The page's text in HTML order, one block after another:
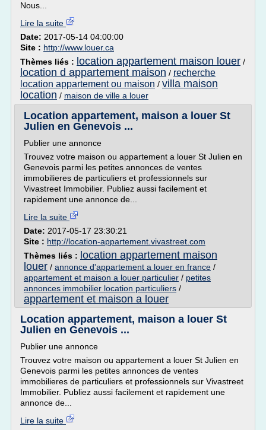
Nous...
Lire la suite
Date: 2017-05-14 04:00:00
Site : http://www.louer.ca
Thèmes liés : location appartement maison louer /
location d appartement maison / recherche
location appartement ou maison / villa maison
location / maison de ville a louer
Location appartement, maison a louer St
Julien en Genevois ...
Publier une annonce
Trouvez votre maison ou appartement a louer St Julien en
Genevois parmi les petites annonces de ventes
immobilieres de particuliers et professionnels sur
Vivastreet Immobilier. Publiez aussi facilement et
rapidement une annonce de...
Lire la suite
Date: 2017-05-17 23:30:21
Site : http://location-appartement.vivastreet.com
Thèmes liés : location appartement maison
louer / annonce d'appartement a louer en france /
appartement et maison a louer particulier / petites
annonces immobilier location particuliers /
appartement et maison a louer
Location appartement, maison a louer St
Julien en Genevois ...
Publier une annonce
Trouvez votre maison ou appartement a louer St Julien en
Genevois parmi les petites annonces de ventes
immobilieres de particuliers et professionnels sur Vivastreet
Immobilier. Publiez aussi facilement et rapidement une
annonce de...
Lire la suite